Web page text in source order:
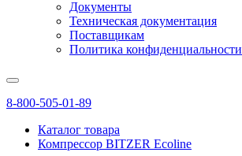
Документы
Техническая документация
Поставщикам
Политика конфиденциальности
8-800-505-01-89
Каталог товара
Компрессор BITZER Ecoline